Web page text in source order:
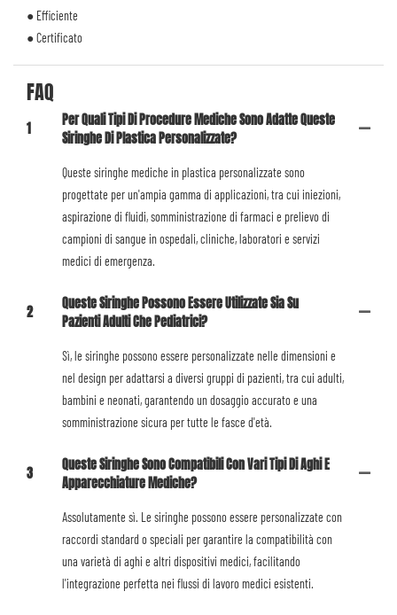
● Efficiente
● Certificato
FAQ
1
Per Quali Tipi Di Procedure Mediche Sono Adatte Queste
Siringhe Di Plastica Personalizzate?
Queste siringhe mediche in plastica personalizzate sono
progettate per un'ampia gamma di applicazioni, tra cui iniezioni,
aspirazione di fluidi, somministrazione di farmaci e prelievo di
campioni di sangue in ospedali, cliniche, laboratori e servizi
medici di emergenza.
2
Queste Siringhe Possono Essere Utilizzate Sia Su
Pazienti Adulti Che Pediatrici?
Sì, le siringhe possono essere personalizzate nelle dimensioni e
nel design per adattarsi a diversi gruppi di pazienti, tra cui adulti,
bambini e neonati, garantendo un dosaggio accurato e una
somministrazione sicura per tutte le fasce d'età.
3
Queste Siringhe Sono Compatibili Con Vari Tipi Di Aghi E
Apparecchiature Mediche?
Assolutamente sì. Le siringhe possono essere personalizzate con
raccordi standard o speciali per garantire la compatibilità con
una varietà di aghi e altri dispositivi medici, facilitando
l'integrazione perfetta nei flussi di lavoro medici esistenti.